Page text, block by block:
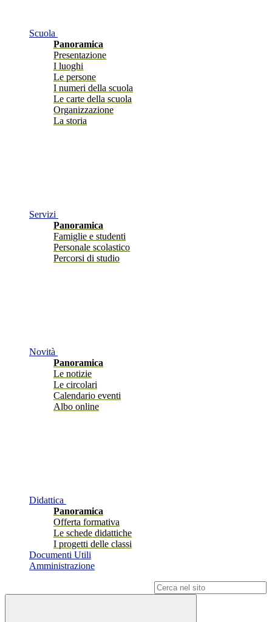
Scuola
Panoramica
Presentazione
I luoghi
Le persone
I numeri della scuola
Le carte della scuola
Organizzazione
La storia
Servizi
Panoramica
Famiglie e studenti
Personale scolastico
Percorsi di studio
Novità
Panoramica
Le notizie
Le circolari
Calendario eventi
Albo online
Didattica
Panoramica
Offerta formativa
Le schede didattiche
I progetti delle classi
Documenti Utili
Amministrazione